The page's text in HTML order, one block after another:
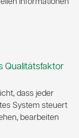
Qualitätsfaktor
dass jeder
System steuert
bearbeiten